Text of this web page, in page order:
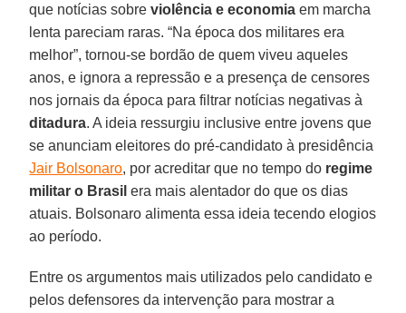
que notícias sobre violência e economia em marcha
lenta pareciam raras. “Na época dos militares era
melhor”, tornou-se bordão de quem viveu aqueles
anos, e ignora a repressão e a presença de censores
nos jornais da época para filtrar notícias negativas à
ditadura. A ideia ressurgiu inclusive entre jovens que
se anunciam eleitores do pré-candidato à presidência
Jair Bolsonaro, por acreditar que no tempo do regime
militar o Brasil era mais alentador do que os dias
atuais. Bolsonaro alimenta essa ideia tecendo elogios
ao período.
Entre os argumentos mais utilizados pelo candidato e
pelos defensores da intervenção para mostrar a